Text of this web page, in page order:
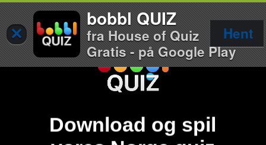
×
bobbl QUIZ
fra House of Quiz
Gratis - på Google Play
Hent
Download og spil